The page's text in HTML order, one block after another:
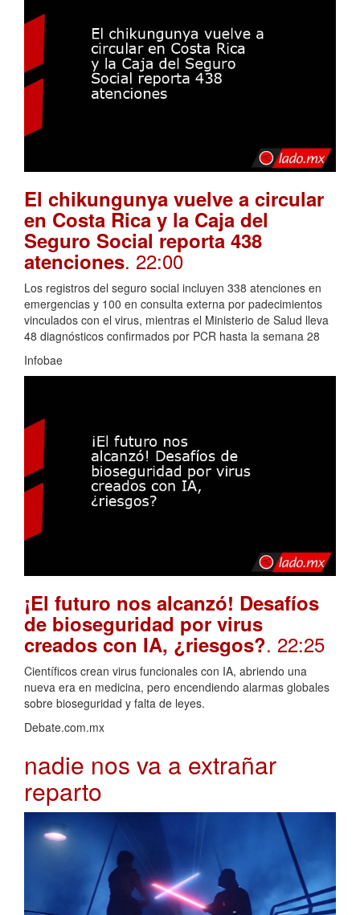
El chikungunya vuelve a circular
en Costa Rica y la Caja del
Seguro Social reporta 438
atenciones. 22:00
Los registros del seguro social incluyen 338 atenciones en
emergencias y 100 en consulta externa por padecimientos
vinculados con el virus, mientras el Ministerio de Salud lleva
48 diagnósticos confirmados por PCR hasta la semana 28
Infobae
¡El futuro nos alcanzó! Desafíos
de bioseguridad por virus
creados con IA, ¿riesgos?. 22:25
Científicos crean virus funcionales con IA, abriendo una
nueva era en medicina, pero encendiendo alarmas globales
sobre bioseguridad y falta de leyes.
Debate.com.mx
nadie nos va a extrañar
reparto